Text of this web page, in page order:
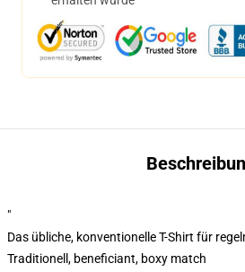
"
Das übliche, konventionelle T-Shirt für
Traditionell, beneficiant, boxy match